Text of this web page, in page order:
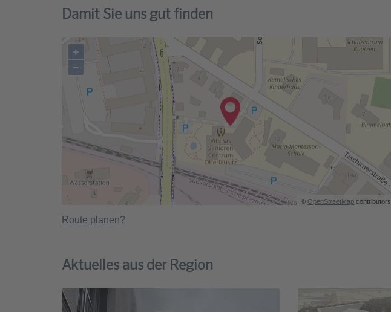
Damit Sie uns gut finden
+
−
©OpenStreetMap contributors.
Route planen?
Aktuelles aus der Region